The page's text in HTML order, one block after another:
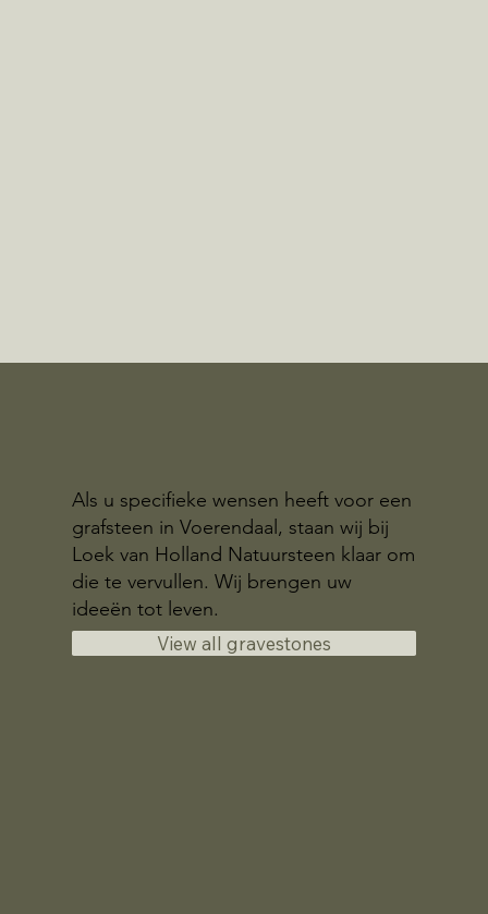
Als u specifieke wensen heeft voor een
grafsteen in Voerendaal, staan wij bij
Loek van Holland Natuursteen klaar om
die te vervullen. Wij brengen uw
ideeën tot leven.
View all gravestones